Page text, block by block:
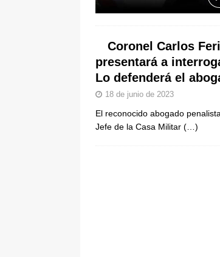
De La Espriella en
Coronel Carlos
presentará a
Lo defenderá el
18 de junio de 2023
El reconocido abogado
Jefe de la Casa Militar (…)